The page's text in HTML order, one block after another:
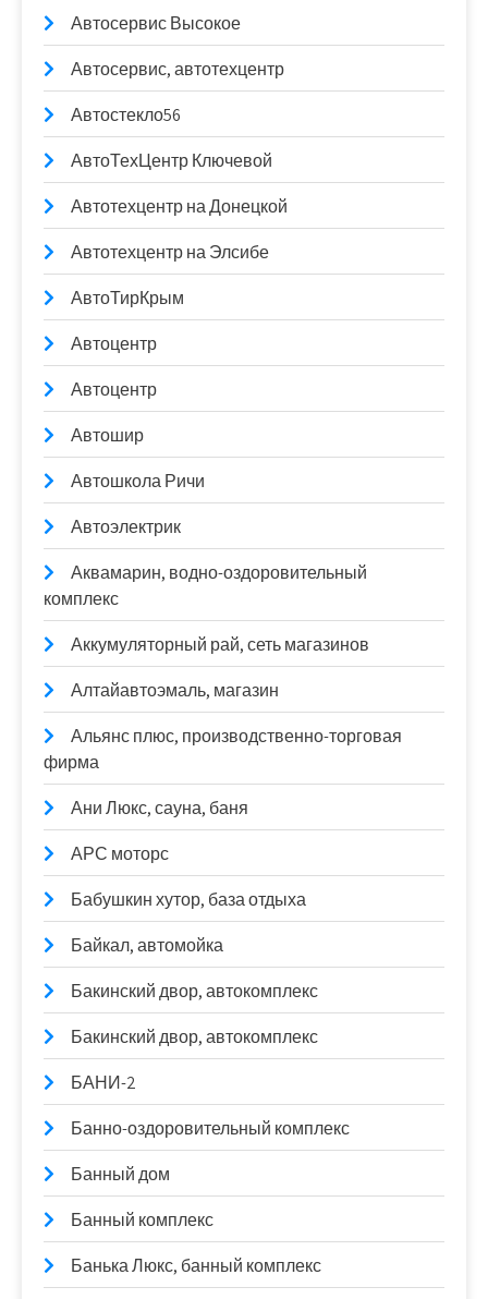
Автосервис Высокое
Автосервис, автотехцентр
Автостекло56
АвтоТехЦентр Ключевой
Автотехцентр на Донецкой
Автотехцентр на Элсибе
АвтоТирКрым
Автоцентр
Автоцентр
Автошир
Автошкола Ричи
Автоэлектрик
Аквамарин, водно-оздоровительный
комплекс
Аккумуляторный рай, сеть магазинов
Алтайавтоэмаль, магазин
Альянс плюс, производственно-торговая
фирма
Ани Люкс, сауна, баня
АРС моторс
Бабушкин хутор, база отдыха
Байкал, автомойка
Бакинский двор, автокомплекс
Бакинский двор, автокомплекс
БАНИ-2
Банно-оздоровительный комплекс
Банный дом
Банный комплекс
Банька Люкс, банный комплекс